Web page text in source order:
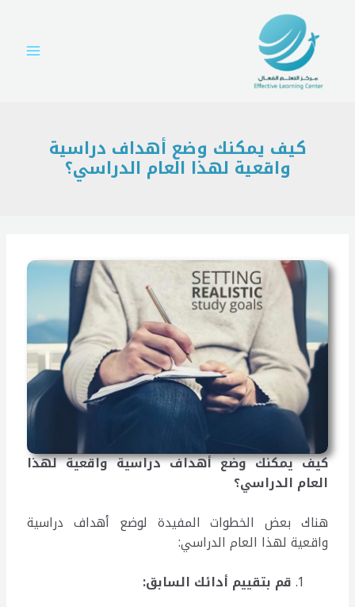
المحتوى
كيف يمكنك وضع أهداف دراسية
واقعية لهذا العام الدراسي؟
كيف يمكنك وضع أهداف دراسية واقعية لهذا
العام الدراسي؟
هناك بعض الخطوات المفيدة لوضع أهداف دراسية
واقعية لهذا العام الدراسي:
قم بتقييم أدائك السابق:
navigation